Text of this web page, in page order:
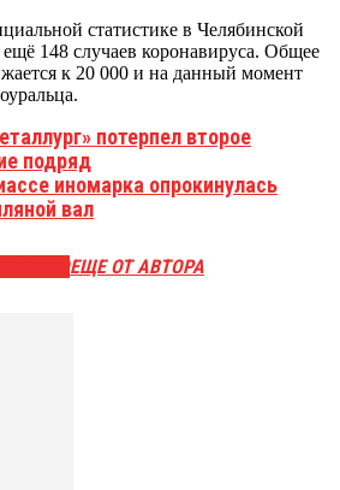
статистике в Челябинской
148 случаев коронавируса. Общее
к 20 000 и на данный момент
потерпел второе
подряд
иномарка опрокинулась
вал
ЕЩЕ ОТ АВТОРА